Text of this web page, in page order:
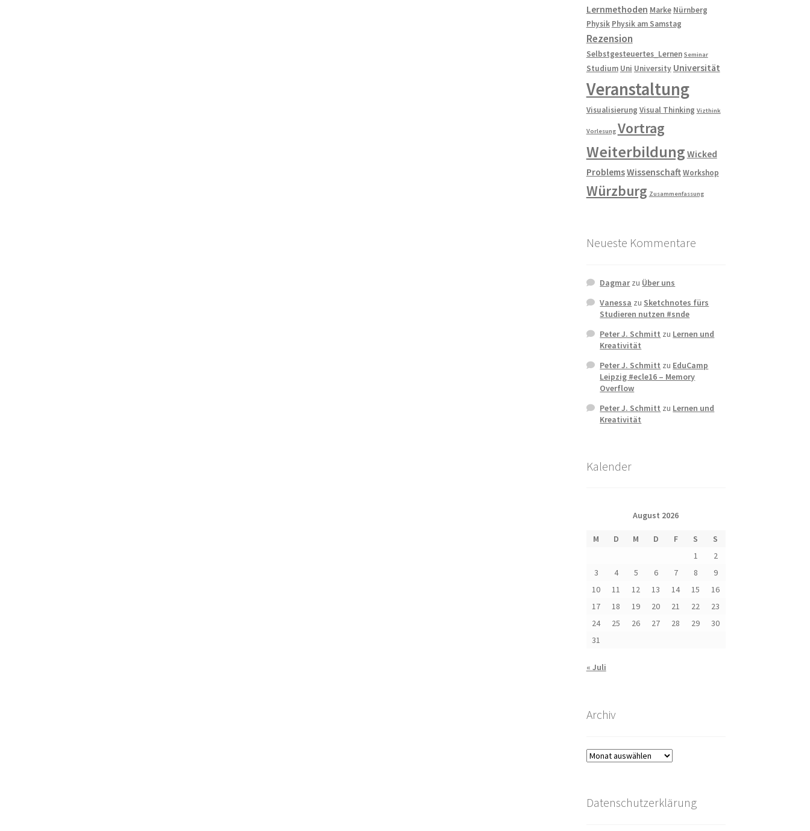
Lernmethoden Marke Nürnberg
Physik Physik am Samstag
Rezension
Selbstgesteuertes_Lernen Seminar
Studium Uni University Universität
Veranstaltung
Visualisierung Visual Thinking Vizthink
Vorlesung Vortrag
Weiterbildung Wicked
ProblemsWissenschaftWorkshop
Würzburg Zusammenfassung
Neueste Kommentare
Dagmarzu Über uns
Vanessa zu Sketchnotes fürs
Studieren nutzen #snde
Peter J. Schmitt zu Lernen und
Kreativität
Peter J. Schmitt zu EduCamp
Leipzig #ecle16 – Memory
Overflow
Peter J. Schmitt zu Lernen und
Kreativität
Kalender
August 2026
M D M D F S
S
1
2
3
4 5 6 7 8
9
10
11 12 13 14 15
16
17
18 19 20 21 22
23
24
25 26 27 28 29
30
31
« Juli
Archiv
Archiv
Datenschutzerklärung